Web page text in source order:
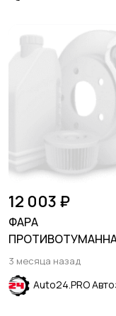
12 003 ₽
ФАРА
ПРАВАЯ ТЕМНАЯ
EXPLORER 2015-2019
3 месяца назад